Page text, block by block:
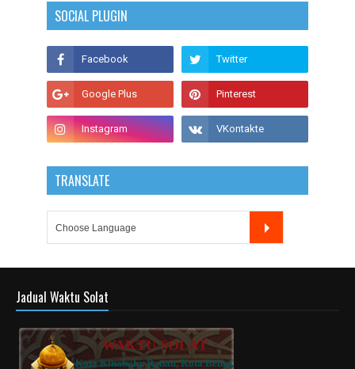
SOCIAL PLUGIN
TRANSLATE
Jadual Waktu Solat